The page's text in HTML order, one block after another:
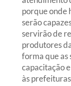
porque onde
serão
servirão de
produtores
forma que as
capacitação
às